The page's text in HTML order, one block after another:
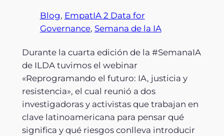
Blog, EmpatIA 2 Data for
Governance, Semana de la IA
Durante la cuarta edición de la #SemanaIA
de ILDA tuvimos el webinar
«Reprogramando el futuro: IA, justicia y
resistencia», el cual reunió a dos
investigadoras y activistas que trabajan en
clave latinoamericana para pensar qué
significa y qué riesgos conlleva introducir